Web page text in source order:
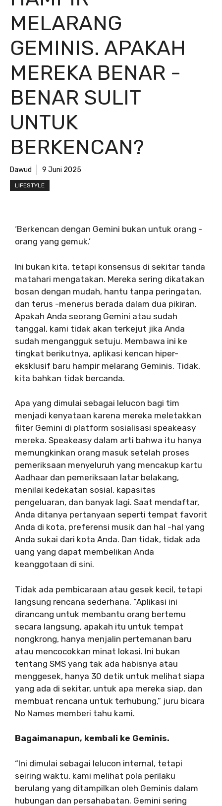
MELARANG
GEMINIS. APAKAH
MEREKA BENAR -
BENAR SULIT
UNTUK
BERKENCAN?
Dawud 9 Juni 2025
LIFESTYLE
‘Berkencan dengan Gemini bukan untuk orang -
orang yang gemuk.’
Ini bukan kita, tetapi konsensus di sekitar tanda
matahari mengatakan. Mereka sering dikatakan
bosan dengan mudah, hantu tanpa peringatan,
dan terus -menerus berada dalam dua pikiran.
Apakah Anda seorang Gemini atau sudah
tanggal, kami tidak akan terkejut jika Anda
sudah mengangguk setuju. Membawa ini ke
tingkat berikutnya, aplikasi kencan hiper-
eksklusif baru hampir melarang Geminis. Tidak,
kita bahkan tidak bercanda.
Apa yang dimulai sebagai lelucon bagi tim
menjadi kenyataan karena mereka meletakkan
filter Gemini di platform sosialisasi speakeasy
mereka. Speakeasy dalam arti bahwa itu hanya
memungkinkan orang masuk setelah proses
pemeriksaan menyeluruh yang mencakup kartu
Aadhaar dan pemeriksaan latar belakang,
menilai kedekatan sosial, kapasitas
pengeluaran, dan banyak lagi. Saat mendaftar,
Anda ditanya pertanyaan seperti tempat favorit
Anda di kota, preferensi musik dan hal -hal yang
Anda sukai dari kota Anda. Dan tidak, tidak ada
uang yang dapat membelikan Anda
keanggotaan di sini.
Tidak ada pembicaraan atau gesek kecil, tetapi
langsung rencana sederhana. “Aplikasi ini
dirancang untuk membantu orang bertemu
secara langsung, apakah itu untuk tempat
nongkrong, hanya menjalin pertemanan baru
atau mencocokkan minat lokasi. Ini bukan
tentang SMS yang tak ada habisnya atau
menggesek, hanya 30 detik untuk melihat siapa
yang ada di sekitar, untuk apa mereka siap, dan
membuat rencana untuk terhubung,” juru bicara
No Names memberi tahu kami.
Bagaimanapun, kembali ke Geminis.
“Ini dimulai sebagai lelucon internal, tetapi
seiring waktu, kami melihat pola perilaku
berulang yang ditampilkan oleh Geminis dalam
hubungan dan persahabatan. Gemini sering